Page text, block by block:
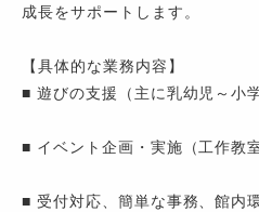
成長をサポートします。
【具体的な業務内容】
■ 遊びの支援（主に乳幼児～小
■ イベント企画・実施（工作教
■ 受付対応、簡単な事務、館内